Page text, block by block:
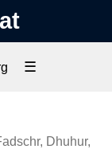
☰
Dhuhur,